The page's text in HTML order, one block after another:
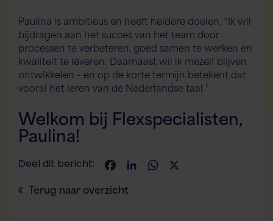
Paulina is ambitieus en heeft heldere doelen. “Ik wil
bijdragen aan het succes van het team door
processen te verbeteren, goed samen te werken en
kwaliteit te leveren. Daarnaast wil ik mezelf blijven
ontwikkelen – en op de korte termijn betekent dat
vooral het leren van de Nederlandse taal.”
Welkom bij Flexspecialisten,
Paulina!
Deel dit bericht: FacebookLinkedInWhatsApp
Terug naar overzicht